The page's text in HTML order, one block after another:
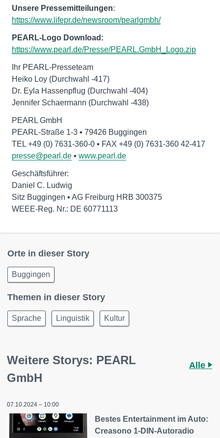
Unsere Pressemitteilungen:
https://www.lifepr.de/newsroom/pearlgmbh/
PEARL-Logo Download:
https://www.pearl.de/Presse/PEARL.GmbH_Logo.zip
Ihr PEARL-Presseteam
Heiko Loy (Durchwahl -417)
Dr. Eyla Hassenpflug (Durchwahl -404)
Jennifer Schaermann (Durchwahl -438)
PEARL GmbH
PEARL-Straße 1-3 ▪ 79426 Buggingen
presse@pearl.de ▪ www.pearl.de
Geschäftsführer:
Daniel C. Ludwig
Sitz Buggingen ▪ AG Freiburg HRB 300375
WEEE-Reg. Nr.: DE 60771113
Orte in dieser Story
Buggingen
Themen in dieser Story
Sprache Linguistik Kultur
Weitere Storys: PEARL
GmbH
Alle
07.10.2024 – 10:00
Bestes Entertainment im Auto:
Creasono 1-DIN-Autoradio